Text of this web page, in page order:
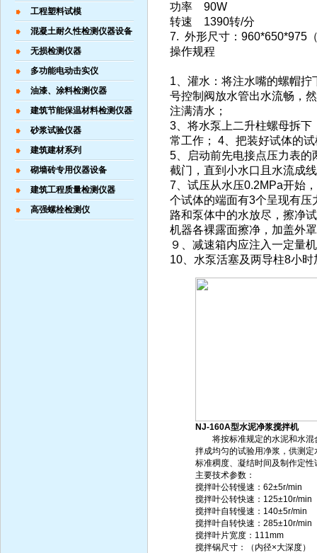
工程塑料试模
混凝土耐久性检测仪器设备
无损检测仪器
多功能电动击实仪
油漆、涂料检测仪器
建筑节能保温材料检测仪器
砂浆试验仪器
建筑建材系列
砌墙砖专用仪器设备
建筑工程质量检测仪器
高强螺栓检测仪
功率 90W
转速 1390转/分
7. 外形尺寸：960*650*975
操作规程
1、灌水：将注水嘴的螺帽
号控制阀放水管出水流畅，
注满清水；
3、将水泵上二升柱螺母拆
常工作； 4、把装好试体的
5、启动前先电接点压力表的
截门，直到小水口且水流成
7、试压从水压0.2MPa开始
个试体的端面有3个呈现有
路和泵体中的水放尽，擦净
机器各裸露面擦净，加盖外
９、减速箱内应注入一定量
10、水泵活塞及两导柱8小
NJ-160A型水泥净浆搅拌机
将按标准规定的水泥和水混
拌成均匀的试验用净浆，供测定
标准稠度、凝结时间及制作定性
主要技术参数：
搅拌叶公转慢速：62±5r/min
搅拌叶公转快速：125±10r/min
搅拌叶自转慢速：140±5r/min
搅拌叶自转快速：285±10r/min
搅拌叶片宽度：111mm
搅拌锅尺寸：（内径×大深度）